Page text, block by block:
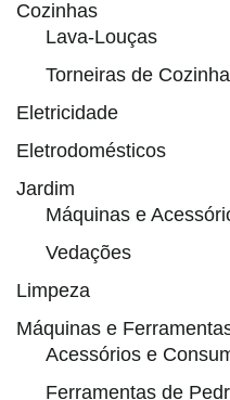
Cozinhas
Lava-Louças
Torneiras de Cozinha
Eletricidade
Eletrodomésticos
Jardim
Máquinas e
Vedações
Limpeza
Máquinas e
Acessórios e
Ferramentas de